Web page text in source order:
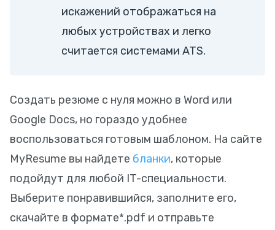
искажений отображаться на
любых устройствах и легко
считается системами ATS.
Создать резюме с нуля можно в Word или
Google Docs, но гораздо удобнее
воспользоваться готовым шаблоном. На сайте
MyResume вы найдете бланки, которые
подойдут для любой IT-специальности.
Выберите понравившийся, заполните его,
скачайте в формате*.pdf и отправьте